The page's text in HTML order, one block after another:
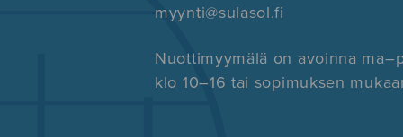
myynti@sulasol.fi
Nuottimyymälä on avoinna
klo 10–16 tai sopimuksen